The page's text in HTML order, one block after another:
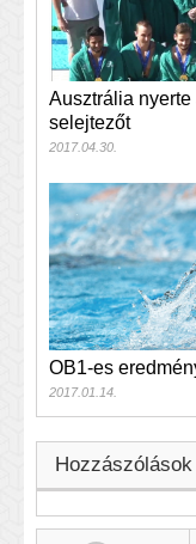
Ausztrália
selejtezőt
2017.04.30.
OB1-es
2017.01.14.
Hozzászólások